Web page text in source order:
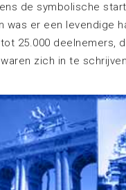
de symbolische
was er een levendige
25.000 deelnemers,
zich in te